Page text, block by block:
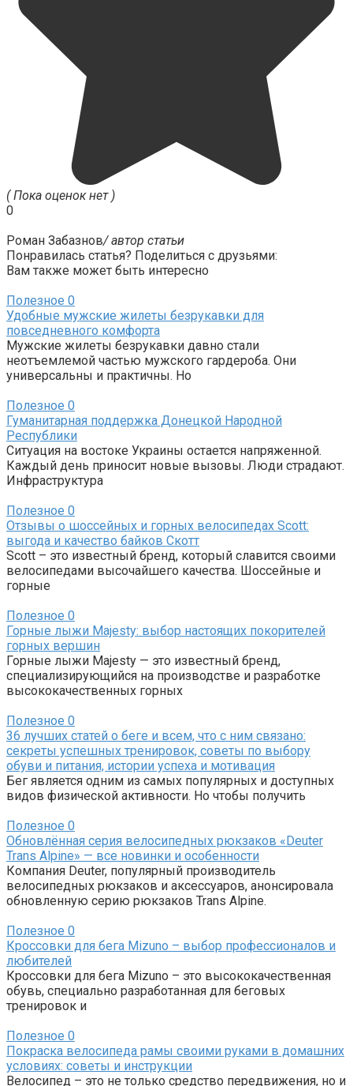
( Пока оценок нет )
0
Роман Забазнов/ автор статьи
Понравилась статья? Поделиться с друзьями:
Вам также может быть интересно
Полезное 0
Удобные мужские жилеты безрукавки для
повседневного комфорта
Мужские жилеты безрукавки давно стали
неотъемлемой частью мужского гардероба. Они
универсальны и практичны. Но
Полезное 0
Гуманитарная поддержка Донецкой Народной
Республики
Ситуация на востоке Украины остается напряженной.
Каждый день приносит новые вызовы. Люди страдают.
Инфраструктура
Полезное 0
Отзывы о шоссейных и горных велосипедах Scott:
выгода и качество байков Скотт
Scott – это известный бренд, который славится своими
велосипедами высочайшего качества. Шоссейные и
горные
Полезное 0
Горные лыжи Majesty: выбор настоящих покорителей
горных вершин
Горные лыжи Majesty — это известный бренд,
специализирующийся на производстве и разработке
высококачественных горных
Полезное 0
36 лучших статей о беге и всем, что с ним связано:
секреты успешных тренировок, советы по выбору
обуви и питания, истории успеха и мотивация
Бег является одним из самых популярных и доступных
видов физической активности. Но чтобы получить
Полезное 0
Обновлённая серия велосипедных рюкзаков «Deuter
Trans Alpine» — все новинки и особенности
Компания Deuter, популярный производитель
велосипедных рюкзаков и аксессуаров, анонсировала
обновленную серию рюкзаков Trans Alpine.
Полезное 0
Кроссовки для бега Mizuno – выбор профессионалов и
любителей
Кроссовки для бега Mizuno – это высококачественная
обувь, специально разработанная для беговых
тренировок и
Полезное 0
Покраска велосипеда рамы своими руками в домашних
условиях: советы и инструкции
Велосипед – это не только средство передвижения, но и